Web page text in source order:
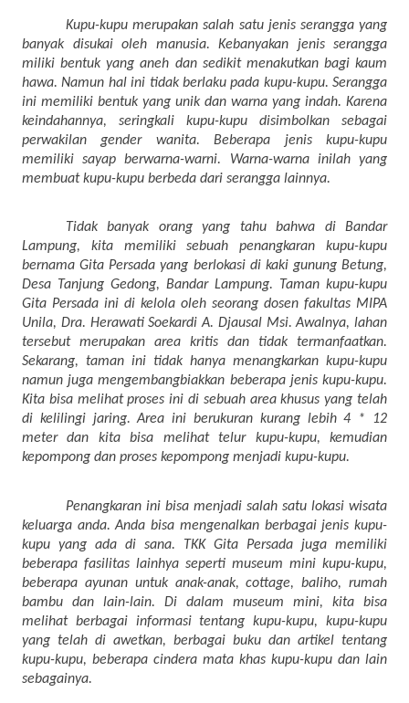
Kupu-kupu merupakan salah satu jenis serangga yang
banyak disukai oleh manusia. Kebanyakan jenis serangga
miliki bentuk yang aneh dan sedikit menakutkan bagi kaum
hawa. Namun hal ini tidak berlaku pada kupu-kupu. Serangga
ini memiliki bentuk yang unik dan warna yang indah. Karena
keindahannya, seringkali kupu-kupu disimbolkan sebagai
perwakilan gender wanita. Beberapa jenis kupu-kupu
memiliki sayap berwarna-warni. Warna-warna inilah yang
membuat kupu-kupu berbeda dari serangga lainnya.
Tidak banyak orang yang tahu bahwa di Bandar
Lampung, kita memiliki sebuah penangkaran kupu-kupu
bernama Gita Persada yang berlokasi di kaki gunung Betung,
Desa Tanjung Gedong, Bandar Lampung. Taman kupu-kupu
Gita Persada ini di kelola oleh seorang dosen fakultas MIPA
Unila, Dra. Herawati Soekardi A. Djausal Msi. Awalnya, lahan
tersebut merupakan area kritis dan tidak termanfaatkan.
Sekarang, taman ini tidak hanya menangkarkan kupu-kupu
namun juga mengembangbiakkan beberapa jenis kupu-kupu.
Kita bisa melihat proses ini di sebuah area khusus yang telah
di kelilingi jaring. Area ini berukuran kurang lebih 4 * 12
meter dan kita bisa melihat telur kupu-kupu, kemudian
kepompong dan proses kepompong menjadi kupu-kupu.
Penangkaran ini bisa menjadi salah satu lokasi wisata
keluarga anda. Anda bisa mengenalkan berbagai jenis kupu-
kupu yang ada di sana. TKK Gita Persada juga memiliki
beberapa fasilitas lainhya seperti museum mini kupu-kupu,
beberapa ayunan untuk anak-anak, cottage, baliho, rumah
bambu dan lain-lain. Di dalam museum mini, kita bisa
melihat berbagai informasi tentang kupu-kupu, kupu-kupu
yang telah di awetkan, berbagai buku dan artikel tentang
kupu-kupu, beberapa cindera mata khas kupu-kupu dan lain
sebagainya.